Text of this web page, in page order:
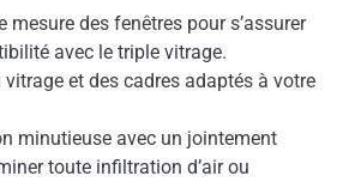
mesure des fenêtres pour s’assurer
avec le triple vitrage.
vitrage et des cadres adaptés à votre
minutieuse avec un jointement
toute infiltration d’air ou